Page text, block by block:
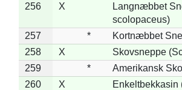
256
X
Langnæbbet
scolopaceus)
257
*
Kortnæbbet
258
X
Skovsneppe
259
*
Amerikansk
260
X
Enkeltbekkasin